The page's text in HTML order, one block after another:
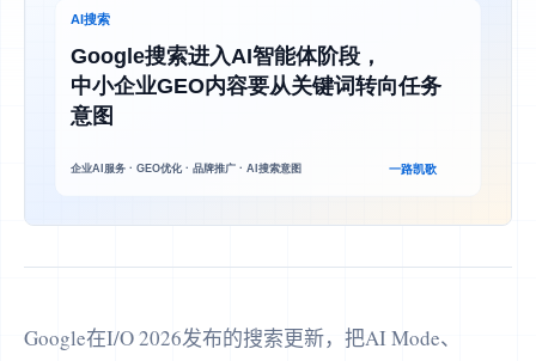
Google在I/O 2026发布的搜索更新，把AI Mode、